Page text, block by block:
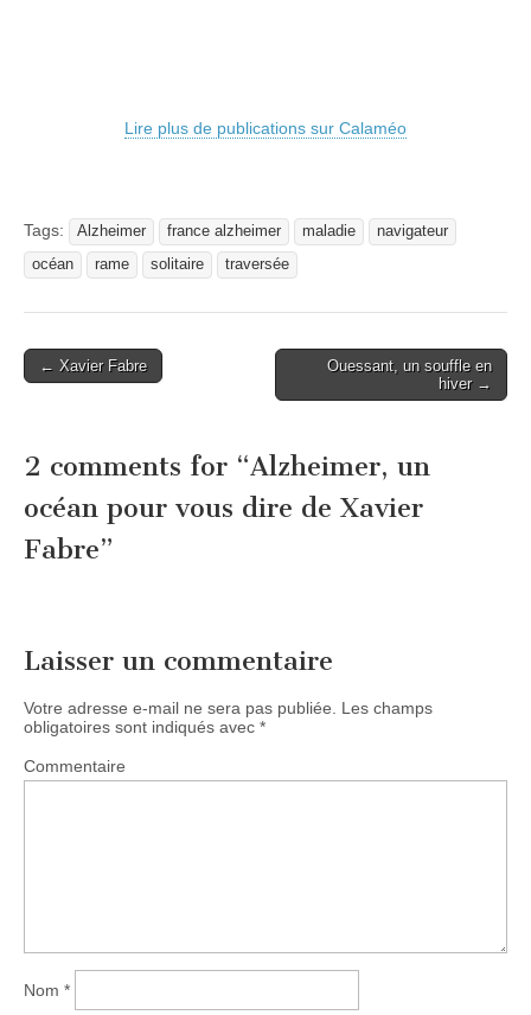
Lire plus de publications sur Calaméo
Tags: Alzheimer france alzheimer maladie
navigateur
océan
rame solitaire traversée
Post
← Xavier Fabre
Ouessant, un souffle en
hiver →
2 comments for “Alzheimer, un
océan pour vous dire de Xavier
Fabre”
Laisser un commentaire
Votre adresse e-mail ne sera pas publiée.
Les champs
obligatoires sont indiqués avec *
Commentaire
Nom *